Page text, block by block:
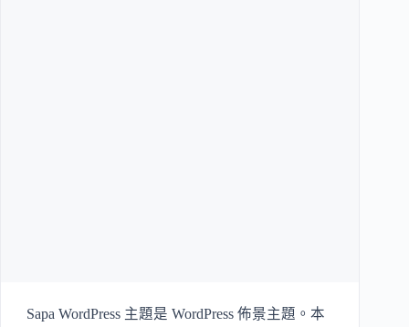
Sapa WordPress 主題是 WordPress 佈景主題。本